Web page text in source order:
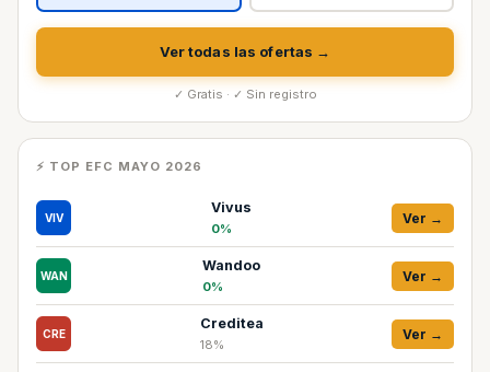
Ver todas las ofertas →
✓ Gratis · ✓ Sin registro
⚡ TOP EFC MAYO 2026
VIV
Vivus
0%
Ver →
WAN
Wandoo
0%
Ver →
CRE
Creditea
18%
Ver →